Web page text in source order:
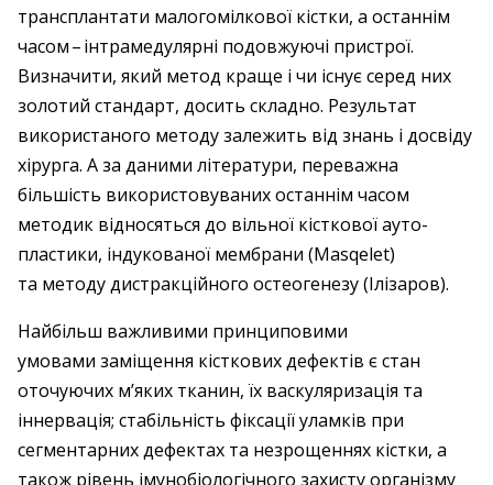
трансплантати малогомілкової кістки, а останнім
часом – ​інтрамедулярні подовжуючі пристрої.
Визначити, який метод краще і чи існує серед них
золотий стандарт, досить складно. Результат
використаного методу залежить від знань і досвіду
хірурга. А за даними літератури, переважна
більшість використовуваних останнім часом
методик відносяться до вільної кісткової ауто­
пластики, індукованої мембрани (Masqelet)
та методу дистракційного остеогенезу (Ілізаров).
Найбільш важливими принциповими
умовами заміщення кісткових дефектів є стан
оточуючих м’яких тканин, їх васкуляризація та
іннервація; стабільність фіксації уламків при
сегментарних дефектах та незрощеннях кістки, а
також рівень імунобіологічного захисту організму